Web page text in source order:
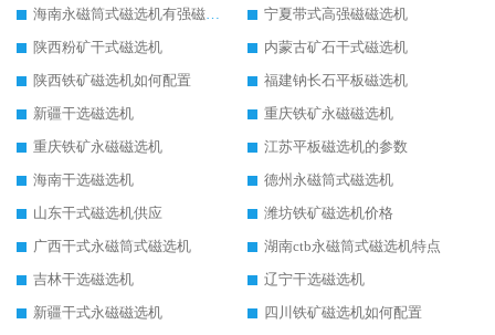
宁夏带式高强磁磁选机
陕西粉矿干式磁选机
内蒙古矿石干式磁选机
陕西铁矿磁选机如何配置
福建钠长石平板磁选机
新疆干选磁选机
重庆铁矿永磁磁选机
重庆铁矿永磁磁选机
江苏平板磁选机的参数
海南干选磁选机
德州永磁筒式磁选机
山东干式磁选机供应
潍坊铁矿磁选机价格
广西干式永磁筒式磁选机
湖南ctb永磁筒式磁选机特点
吉林干选磁选机
辽宁干选磁选机
新疆干式永磁磁选机
四川铁矿磁选机如何配置